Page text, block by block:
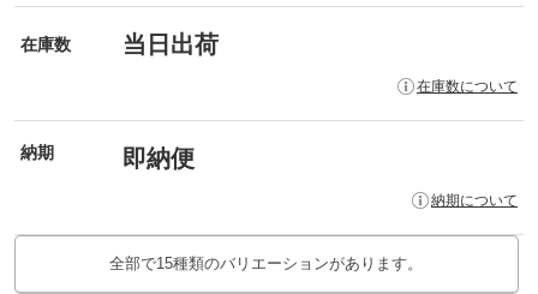
在庫数 当日出荷
在庫数について
納期 即納便
納期について
全部で15種類のバリエーションがあります。